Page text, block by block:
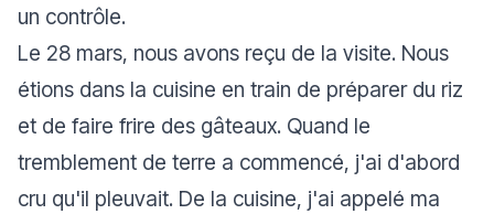
un contrôle.
Le 28 mars, nous avons reçu de la visite. Nous
étions dans la cuisine en train de préparer du riz
et de faire frire des gâteaux. Quand le
tremblement de terre a commencé, j'ai d'abord
cru qu'il pleuvait. De la cuisine, j'ai appelé ma